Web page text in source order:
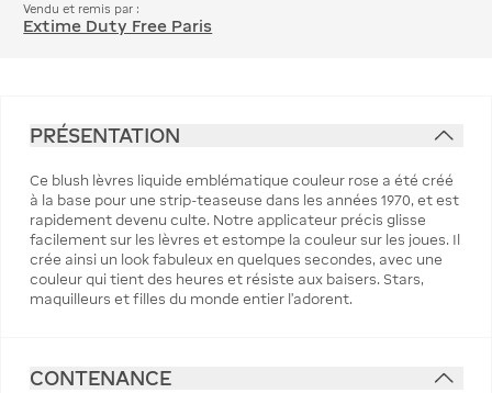
Vendu et remis par :
Extime Duty Free Paris
PRÉSENTATION
Ce blush lèvres liquide emblématique couleur rose a été créé
à la base pour une strip-teaseuse dans les années 1970, et est
rapidement devenu culte. Notre applicateur précis glisse
facilement sur les lèvres et estompe la couleur sur les joues. Il
crée ainsi un look fabuleux en quelques secondes, avec une
couleur qui tient des heures et résiste aux baisers. Stars,
maquilleurs et filles du monde entier l'adorent.
CONTENANCE